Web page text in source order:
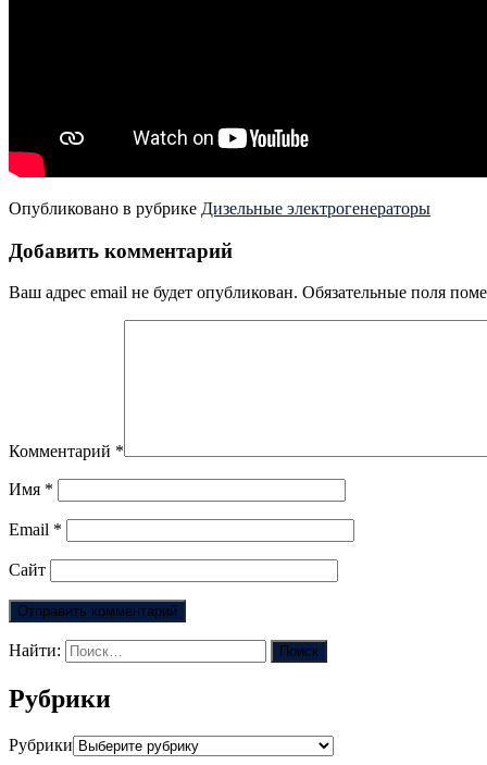
Опубликовано в рубрике Дизельные электрогенераторы
Добавить комментарий
Ваш адрес email не будет опубликован. Обязательные поля
Комментарий *
Имя *
Email *
Сайт
Найти:
Рубрики
Рубрики